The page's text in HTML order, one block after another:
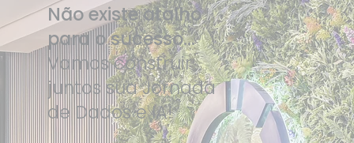
Não existe atalho
para o sucesso...
Vamos construir
juntos sua Jornada
de Dados e IA!